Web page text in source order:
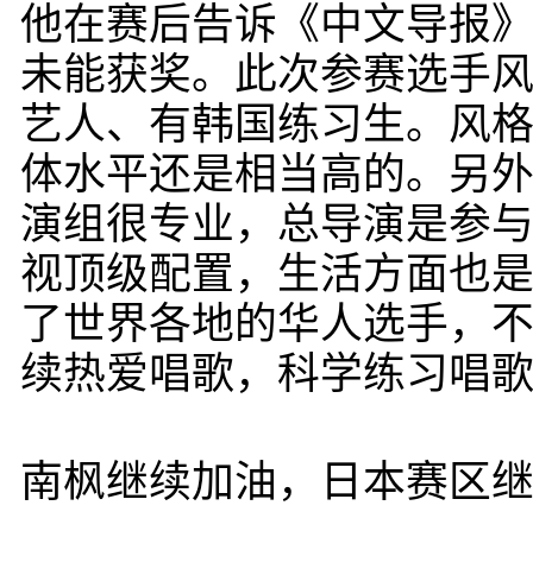
他在赛后告诉《中文导报
未能获奖。此次参赛选手
艺人、有韩国练习生。风
体水平还是相当高的。另
演组很专业，总导演是参
视顶级配置，生活方面也
了世界各地的华人选手，
续热爱唱歌，科学练习唱
南枫继续加油，日本赛区